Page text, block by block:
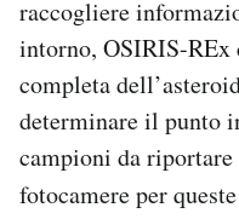
raccogliere
intorno, OSIRIS-REx
completa
determinare il punto
campioni da
fotocamere per